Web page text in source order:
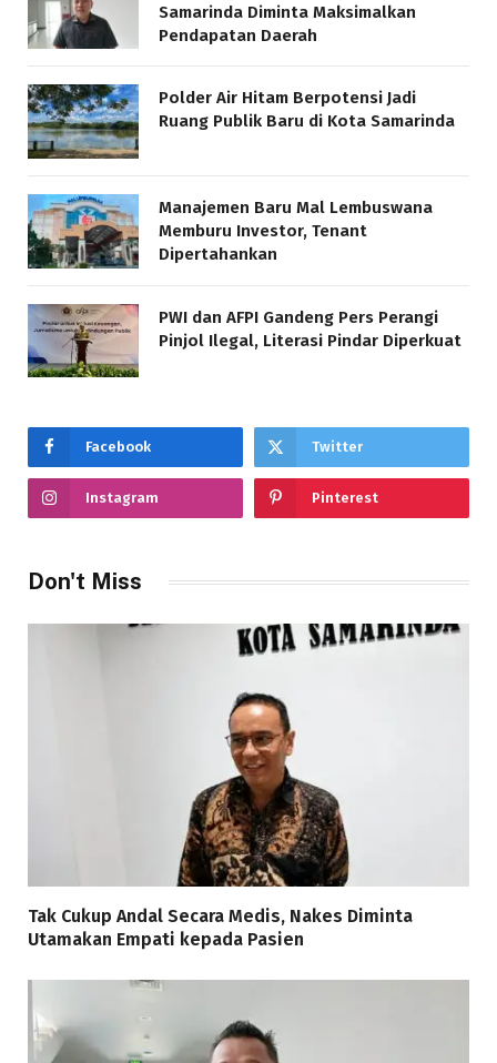
Samarinda Diminta Maksimalkan
Pendapatan Daerah
Polder Air Hitam Berpotensi Jadi
Ruang Publik Baru di Kota Samarinda
Manajemen Baru Mal Lembuswana
Memburu Investor, Tenant
Dipertahankan
PWI dan AFPI Gandeng Pers Perangi
Pinjol Ilegal, Literasi Pindar Diperkuat
Facebook Twitter
Instagram Pinterest
Don't Miss
Tak Cukup Andal Secara Medis, Nakes Diminta
Utamakan Empati kepada Pasien